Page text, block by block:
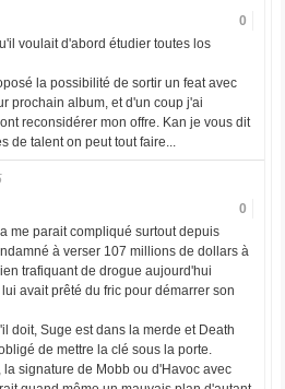
0
voulait d'abord étudier toutes los
la possibilité de sortir un feat avec
prochain album, et d'un coup j'ai
reconsidérer mon offre. Kan je vous dit
de talent on peut tout faire...
0
me parait compliqué surtout depuis
à verser 107 millions de dollars à
trafiquant de drogue aujourd'hui
avait prêté du fric pour démarrer son
doit, Suge est dans la merde et Death
de mettre la clé sous la porte.
la signature de Mobb ou d'Havoc avec